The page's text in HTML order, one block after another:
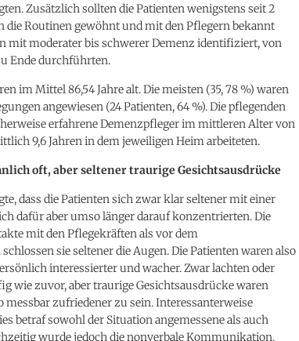
Zusätzlich sollten die Patienten wenigstens seit 2
die Routinen gewöhnt und mit den Pflegern bekannt
mit moderater bis schwerer Demenz identifiziert, von
Ende durchführten.
im Mittel 86,54 Jahre alt. Die meisten (35, 78 %) waren
angewiesen (24 Patienten, 64 %). Die pflegenden
erfahrene Demenzpfleger im mittleren Alter von
9,6 Jahren in dem jeweiligen Heim arbeiteten.
oft, aber seltener traurige Gesichtsausdrücke
dass die Patienten sich zwar klar seltener mit einer
dafür aber umso länger darauf konzentrierten. Die
mit den Pflegekräften als vor dem
sie seltener die Augen. Die Patienten waren also
interessierter und wacher. Zwar lachten oder
wie zuvor, aber traurige Gesichtsausdrücke waren
messbar zufriedener zu sein. Interessanterweise
betraf sowohl der Situation angemessene als auch
wurde jedoch die nonverbale Kommunikation,